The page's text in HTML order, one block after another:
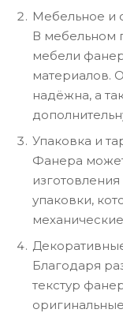
Мебельное и
В мебельном
мебели
материалов.
надёжна, а
Упаковка и
Фанера
упаковки,
Благодаря
текстур